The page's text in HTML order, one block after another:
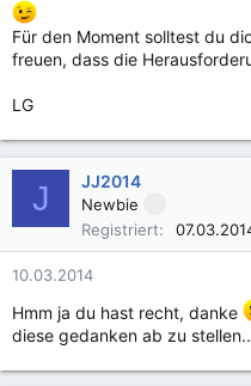
Für den Moment solltest du
freuen, dass die
LG
J JJ2014
Newbie
Registriert
10.03.2014
Hmm ja du hast recht, danke
diese gedanken ab zu